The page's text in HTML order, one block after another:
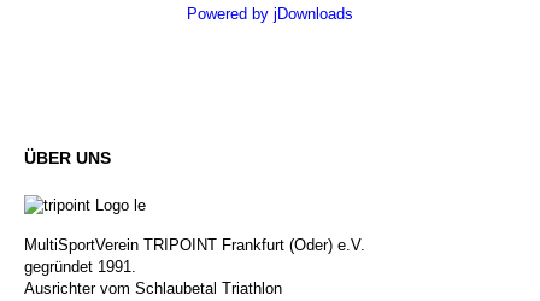
Powered by jDownloads
ÜBER UNS
MultiSportVerein TRIPOINT Frankfurt (Oder) e.V.
gegründet 1991.
Ausrichter vom Schlaubetal Triathlon